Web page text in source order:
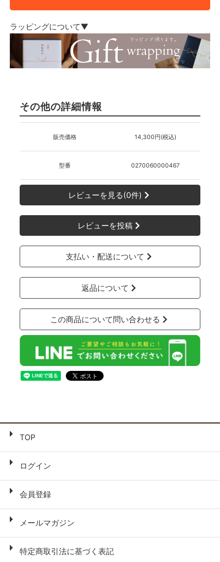
ラッピングについて▼
その他の詳細情報
販売価格 14,300円(税込)
型番 0270060000467
レビューを見る(0件)
レビューを投稿
支払い・配送について
返品について
この商品について問い合わせる
TOP
ログイン
会員登録
メールマガジン
特定商取引法に基づく表記